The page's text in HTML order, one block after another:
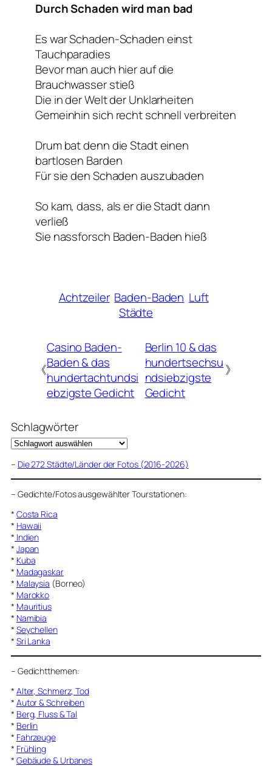
Durch Schaden wird man bad
Es war Schaden-Schaden einst
Tauchparadies
Bevor man auch hier auf die
Brauchwasser stieß
Die in der Welt der Unklarheiten
Gemeinhin sich recht schnell verbreiten
Drum bat denn die Stadt einen
bartlosen Barden
Für sie den Schaden auszubaden
So kam, dass, als er die Stadt dann
verließ
Sie nassforsch Baden-Baden hieß
Achtzeiler Baden-Baden Luft
Städte
《
Casino Baden-
Baden & das
hundertachtundsi
ebzigste Gedicht
Berlin 10 & das
hundertsechsu
ndsiebzigste
Gedicht
》
Schlagwörter
– Die 272 Städte/Länder der Fotos (2016-2026)
– Gedichte/Fotos ausgewählter Tourstationen:
* Costa Rica
* Hawaii
* Indien
* Japan
* Kuba
* Madagaskar
* Malaysia (Borneo)
* Marokko
* Mauritius
* Namibia
* Seychellen
* Sri Lanka
– Gedichtthemen:
* Alter, Schmerz, Tod
* Autor & Schreiben
* Berg, Fluss & Tal
* Berlin
* Fahrzeuge
* Frühling
* Gebäude & Urbanes